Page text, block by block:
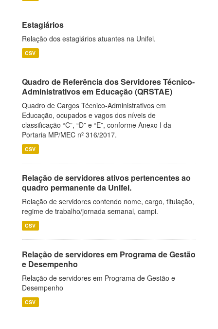
Estagiários
Relação dos estagiários atuantes na Unifei.
CSV
Quadro de Referência dos Servidores Técnico-
Administrativos em Educação (QRSTAE)
Quadro de Cargos Técnico-Administrativos em
Educação, ocupados e vagos dos níveis de
classificação “C”, “D” e “E”, conforme Anexo I da
Portaria MP/MEC nº 316/2017.
CSV
Relação de servidores ativos pertencentes ao
quadro permanente da Unifei.
Relação de servidores contendo nome, cargo, titulação,
regime de trabalho/jornada semanal, campi.
CSV
Relação de servidores em Programa de Gestão
e Desempenho
Relação de servidores em Programa de Gestão e
Desempenho
CSV